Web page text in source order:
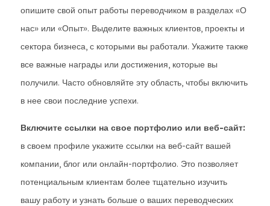
опишите свой опыт работы переводчиком в разделах «О
нас» или «Опыт». Выделите важных клиентов, проекты и
сектора бизнеса, с которыми вы работали. Укажите также
все важные награды или достижения, которые вы
получили. Часто обновляйте эту область, чтобы включить
в нее свои последние успехи.
Включите ссылки на свое портфолио или веб-сайт:
в своем профиле укажите ссылки на веб-сайт вашей
компании, блог или онлайн-портфолио. Это позволяет
потенциальным клиентам более тщательно изучить
вашу работу и узнать больше о ваших переводческих